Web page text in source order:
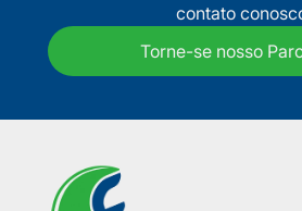
contato
Torne-se nosso